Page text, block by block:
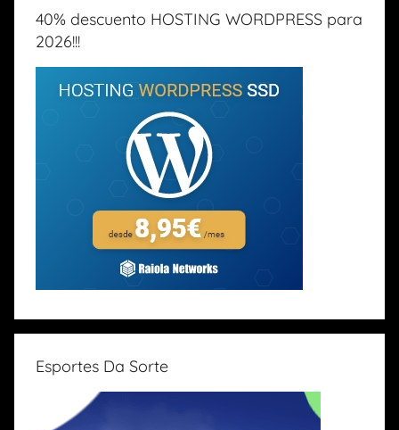
40% descuento HOSTING WORDPRESS para
2026!!!
Esportes Da Sorte